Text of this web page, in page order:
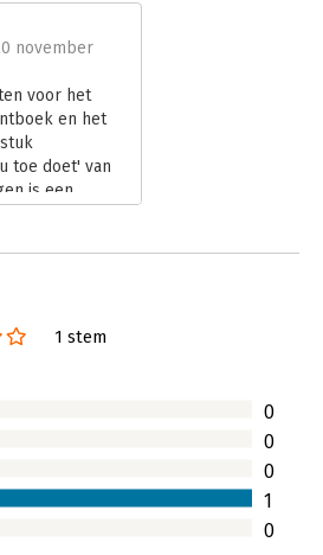
innovatie, aanpassingsvermogen,
een essentieel stappenplan
willen blijven verbazen,
de winstgevendheid willen
zijn op het gebied van
offensief willen kiezen en op
4-2014
management
november
voor het
en het
toe doet' van
is een
om te
Lees dit
staat
organisaties
1 stem
0
0
0
1
0